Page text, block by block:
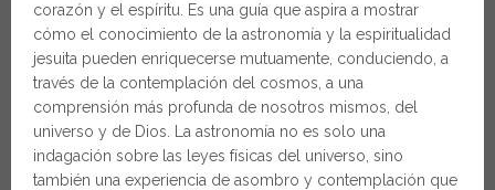
corazón y el espíritu. Es una guía que aspira a mostrar
cómo el conocimiento de la astronomía y la espiritualidad
jesuita pueden enriquecerse mutuamente, conduciendo, a
través de la contemplación del cosmos, a una
comprensión más profunda de nosotros mismos, del
universo y de Dios. La astronomía no es solo una
indagación sobre las leyes físicas del universo, sino
también una experiencia de asombro y contemplación que